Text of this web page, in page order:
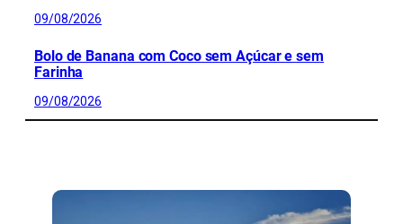
09/08/2026
Bolo de Banana com Coco sem Açúcar e sem
Farinha
09/08/2026